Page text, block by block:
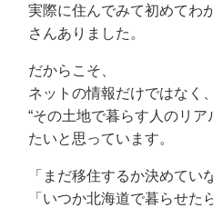
実際に住んでみて初めてわ
さんありました。
だからこそ、
ネットの情報だけではなく、
“その土地で暮らす人のリア
たいと思っています。
「まだ移住するか決めてい
「いつか北海道で暮らせ